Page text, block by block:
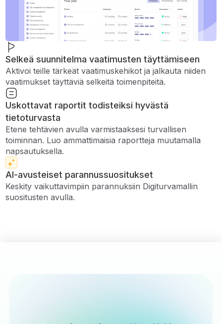
Selkeä suunnitelma vaatimusten täyttämiseen
Aktivoi teille tärkeät vaatimuskehikot ja jalkauta niiden
vaatimukset täyttäviä selkeitä toimenpiteitä.
Uskottavat raportit todisteiksi hyvästä
tietoturvasta
Etene tehtävien avulla varmistaaksesi turvallisen
toiminnan. Luo ammattimaisia ​​raportteja muutamalla
napsautuksella.
AI-avusteiset parannussuositukset
Keskity vaikuttavimpiin parannuksiin Digiturvamallin
suositusten avulla.